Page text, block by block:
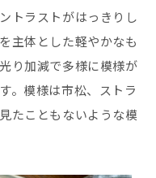
トラストがはっきりし
主体とした軽やかなも
り加減で多様に模様が
。模様は市松、ストラ
たこともないような模